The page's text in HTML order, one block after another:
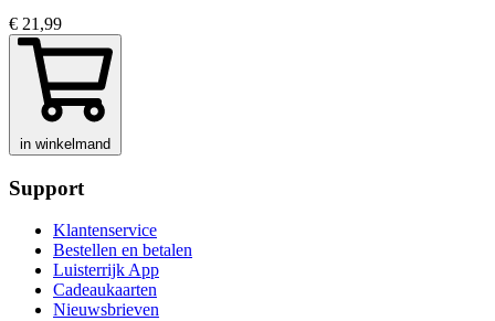
€ 21,99
in winkelmand
Support
Klantenservice
Bestellen en betalen
Luisterrijk App
Cadeaukaarten
Nieuwsbrieven